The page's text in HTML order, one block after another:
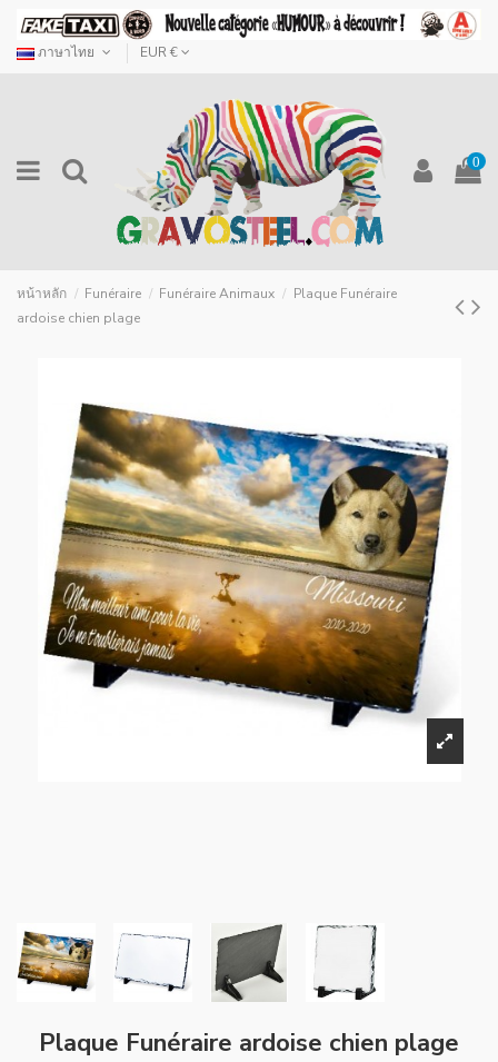
ภาษาไทย EUR €
0
หน้าหลัก Funéraire Funéraire Animaux
Plaque Funéraire
ardoise chien plage
Plaque Funéraire ardoise chien plage